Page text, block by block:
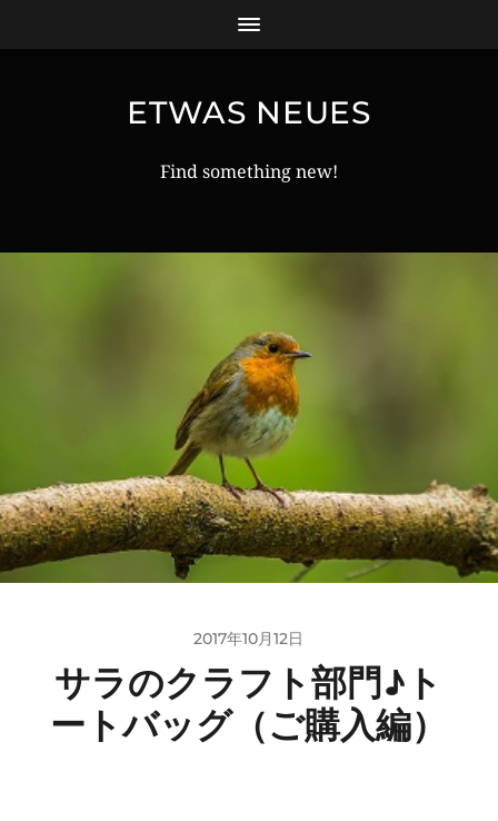
ETWAS NEUES
Find something new!
2017年10月12日
サラのクラフト部門♪ト
ートバッグ（ご購入編）